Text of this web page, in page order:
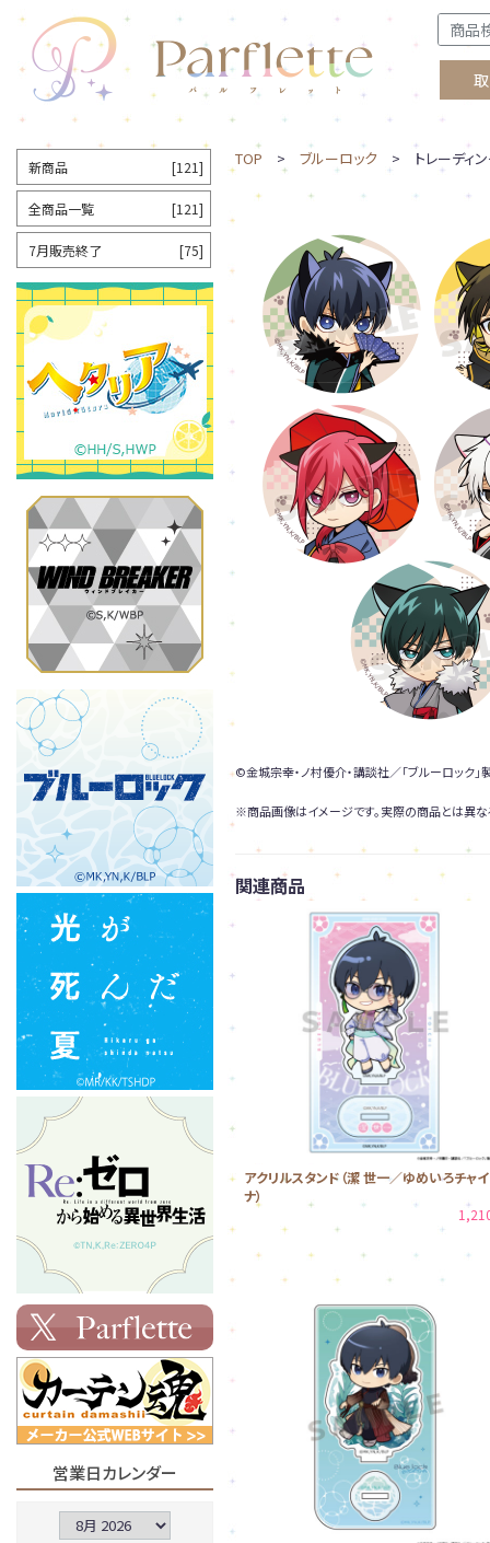
TOP > ブルーロック > トレーディン
©金城宗幸・ノ村優介・講談社／「ブルーロック」
※商品画像はイメージです。実際の商品とは異な
関連商品
アクリルスタンド（潔 世一／ゆめいろチャイ
ナ）
新商品 [121]
全商品一覧 [121]
7月販売終了 [75]
営業日カレンダー